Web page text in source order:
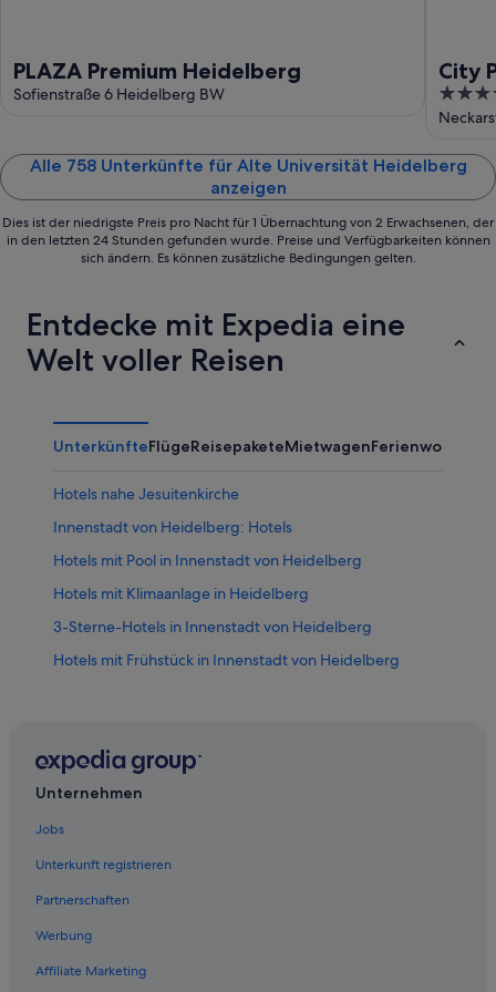
PLAZA Premium Heidelberg
Sofienstraße 6 Heidelberg BW
City
3.5
out
5
Alle 758 Unterkünfte für Alte Universität Heidelberg
anzeigen
Dies ist der niedrigste Preis pro Nacht für 1 Übernachtung von 2 Erwachsenen, der
in den letzten 24 Stunden gefunden wurde. Preise und Verfügbarkeiten können
sich ändern. Es können zusätzliche Bedingungen gelten.
Entdecke mit Expedia eine
Welt voller Reisen
UnterkünfteFlügeReisepaketeMietwagen
Hotels nahe Jesuitenkirche
Innenstadt von Heidelberg: Hotels
Hotels mit Pool in Innenstadt von Heidelberg
Hotels mit Klimaanlage in Heidelberg
3-Sterne-Hotels in Innenstadt von Heidelberg
Hotels mit Frühstück in Innenstadt von Heidelberg
Golf in Innenstadt von Heidelberg
Leonardo Hotels in Innenstadt von Heidelberg
Hotels mit Pool in Heidelberg
Business in Innenstadt von Heidelberg
Hotels mit Fitnessbereich in Heidelberg
Unternehmen
Jobs
Unterkunft registrieren
Partnerschaften
Werbung
Affiliate Marketing